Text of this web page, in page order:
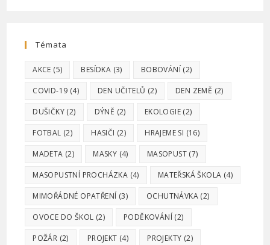
Témata
AKCE (5) BESÍDKA (3) BOBOVÁNÍ (2)
COVID-19 (4) DEN UČITELŮ (2) DEN ZEMĚ (2)
DUŠIČKY (2) DÝNĚ (2) EKOLOGIE (2)
FOTBAL (2) HASIČI (2) HRAJEME SI (16)
MADETA (2) MASKY (4) MASOPUST (7)
MASOPUSTNÍ PROCHÁZKA (4) MATEŘSKÁ ŠKOLA (4)
MIMOŘÁDNÉ OPATŘENÍ (3) OCHUTNÁVKA (2)
OVOCE DO ŠKOL (2) PODĚKOVÁNÍ (2)
POŽÁR (2) PROJEKT (4) PROJEKTY (2)